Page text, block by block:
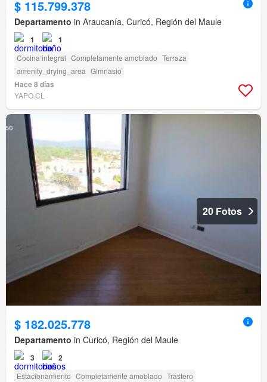
$ 115.799.378
Departamento in Araucanía, Curicó, Región del Maule
1 1
Cocina integral Completamente amoblado Terraza
amenity_drying_area Gimnasio
Hace 8 días
YAPO.CL
20 Fotos
$ 182.025.778
Departamento in Curicó, Región del Maule
3 2
Estacionamiento Completamente amoblado Trastero